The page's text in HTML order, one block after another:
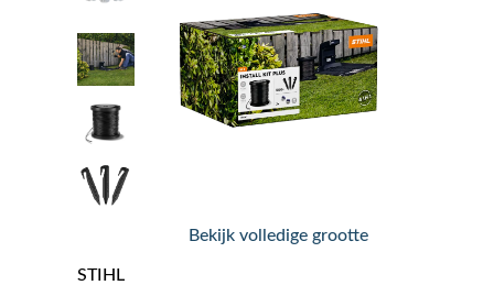
Nieuws
Over ons
Bekijk volledige grootte
STIHL